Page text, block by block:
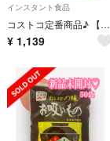
インスタント食品
コストコ定番商品♪ 【新品未開封】永谷園 松茸の味 お吸い物 50袋
¥ 1,139